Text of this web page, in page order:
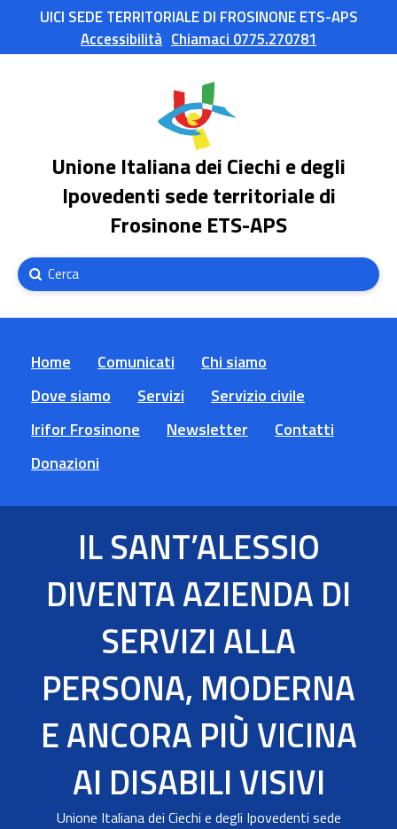
UICI SEDE TERRITORIALE DI FROSINONE ETS-APS
Accessibilità Chiamaci 0775.270781
Unione Italiana dei Ciechi e degli
Ipovedenti sede territoriale di
Frosinone ETS-APS
Search
Submit
Home Comunicati
Chi siamo
Dove siamo
Servizi
Servizio civile
Irifor Frosinone
Newsletter
Contatti
Donazioni
IL SANT’ALESSIO
DIVENTA AZIENDA DI
SERVIZI ALLA
PERSONA, MODERNA
E ANCORA PIÙ VICINA
AI DISABILI VISIVI
Unione Italiana dei Ciechi e degli Ipovedenti sede